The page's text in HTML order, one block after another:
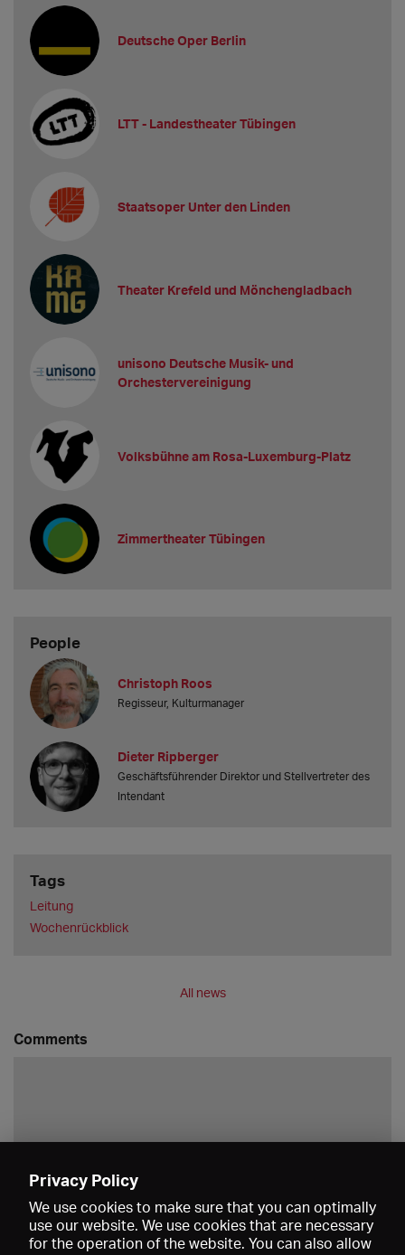
Deutsche Oper Berlin
LTT - Landestheater Tübingen
Staatsoper Unter den Linden
Theater Krefeld und Mönchengladbach
unisono Deutsche Musik- und
Orchestervereinigung
Volksbühne am Rosa-Luxemburg-Platz
Zimmertheater Tübingen
People
Christoph Roos
Regisseur, Kulturmanager
Dieter Ripberger
Geschäftsführender Direktor und Stellvertreter des
Intendant
Tags
Leitung
Wochenrückblick
All news
Comments
Privacy Policy
We use cookies to make sure that you can optimally
use our website. We use cookies that are necessary
for the operation of the website. You can also allow